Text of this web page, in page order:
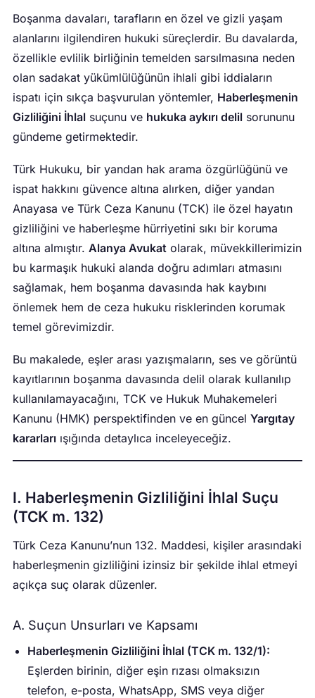
Boşanma davaları, tarafların en özel ve gizli yaşam
alanlarını ilgilendiren hukuki süreçlerdir. Bu davalarda,
özellikle evlilik birliğinin temelden sarsılmasına neden
olan sadakat yükümlülüğünün ihlali gibi iddiaların
ispatı için sıkça başvurulan yöntemler, Haberleşmenin
Gizliliğini İhlal suçunu ve hukuka aykırı delil sorununu
gündeme getirmektedir.
Türk Hukuku, bir yandan hak arama özgürlüğünü ve
ispat hakkını güvence altına alırken, diğer yandan
Anayasa ve Türk Ceza Kanunu (TCK) ile özel hayatın
gizliliğini ve haberleşme hürriyetini sıkı bir koruma
altına almıştır. Alanya Avukat olarak, müvekkillerimizin
bu karmaşık hukuki alanda doğru adımları atmasını
sağlamak, hem boşanma davasında hak kaybını
önlemek hem de ceza hukuku risklerinden korumak
temel görevimizdir.
Bu makalede, eşler arası yazışmaların, ses ve görüntü
kayıtlarının boşanma davasında delil olarak kullanılıp
kullanılamayacağını, TCK ve Hukuk Muhakemeleri
Kanunu (HMK) perspektifinden ve en güncel Yargıtay
kararları ışığında detaylıca inceleyeceğiz.
I. Haberleşmenin Gizliliğini İhlal Suçu
(TCK m. 132)
Türk Ceza Kanunu’nun 132. Maddesi, kişiler arasındaki
haberleşmenin gizliliğini izinsiz bir şekilde ihlal etmeyi
açıkça suç olarak düzenler.
A. Suçun Unsurları ve Kapsamı
Haberleşmenin Gizliliğini İhlal (TCK m. 132/1):
Eşlerden birinin, diğer eşin rızası olmaksızın
telefon, e-posta, WhatsApp, SMS veya diğer